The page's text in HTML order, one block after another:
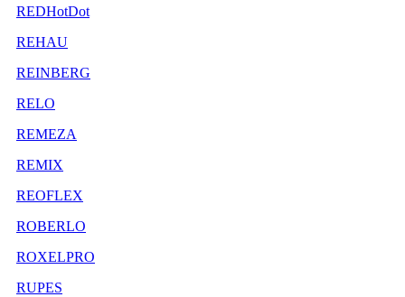
REDHotDot
REHAU
REINBERG
RELO
REMEZA
REMIX
REOFLEX
ROBERLO
ROXELPRO
RUPES